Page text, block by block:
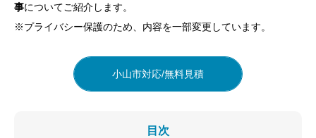
事についてご紹介します。
※プライバシー保護のため、内容を一部変更しています。
小山市対応/無料見積
目次